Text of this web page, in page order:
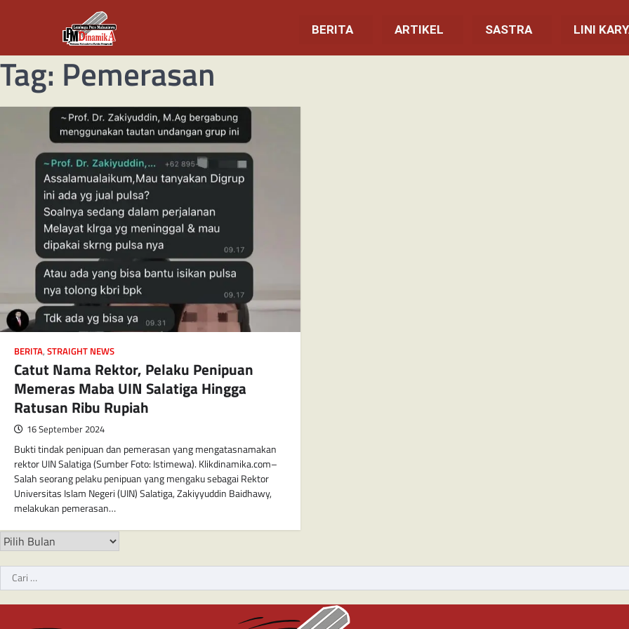
BERITA ARTIKEL SASTRA LINI
Tag: Pemerasan
BERITA, STRAIGHT NEWS
Catut Nama Rektor, Pelaku Penipuan
Memeras Maba UIN Salatiga Hingga
Ratusan Ribu Rupiah
16 September 2024
Bukti tindak penipuan dan pemerasan yang mengatasnamakan
rektor UIN Salatiga (Sumber Foto: Istimewa). Klikdinamika.com–
Salah seorang pelaku penipuan yang mengaku sebagai Rektor
Universitas Islam Negeri (UIN) Salatiga, Zakiyyuddin Baidhawy,
melakukan pemerasan…